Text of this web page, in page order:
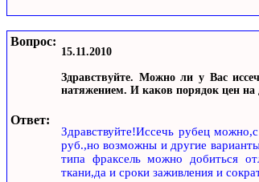
Вопрос:
15.11.2010
Здравствуйте. Можно ли у Вас
натяжением. И каков порядок цен на
Ответ:
Здравствуйте!Иссечь рубец
руб.,но возможны и другие
типа фраксель можно добиться
ткани,да и сроки заживления и